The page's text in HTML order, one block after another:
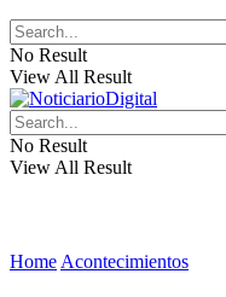
No Result
View All Result
No Result
View All Result
Home Acontecimientos